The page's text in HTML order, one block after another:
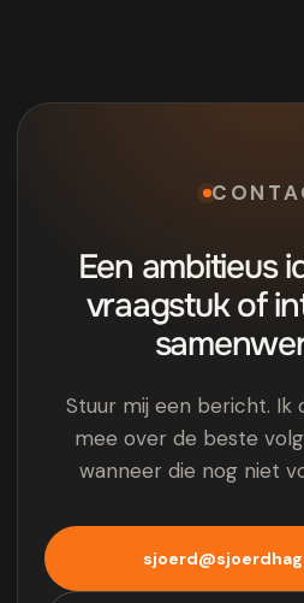
Een ambitieus
vraagstuk of
Stuur mij een bericht. Ik
mee over de beste
wanneer die nog niet